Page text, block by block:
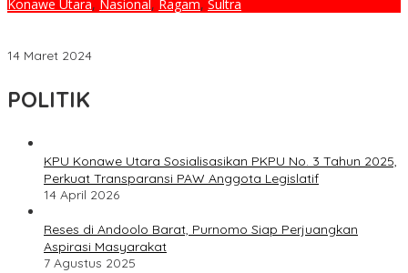
Konawe Utara, Nasional, Ragam, Sultra
14 Maret 2024
POLITIK
KPU Konawe Utara Sosialisasikan PKPU No. 3 Tahun 2025,
Perkuat Transparansi PAW Anggota Legislatif
14 April 2026
Reses di Andoolo Barat, Purnomo Siap Perjuangkan
Aspirasi Masyarakat
7 Agustus 2025